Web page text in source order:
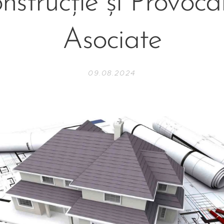
Asociate
09.08.2024